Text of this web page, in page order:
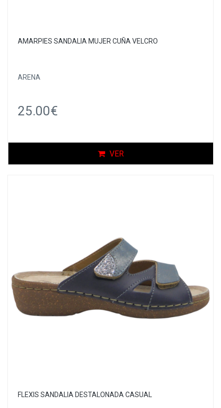
AMARPIES SANDALIA MUJER CUÑA VELCRO
ARENA
25.00€
VER
FLEXIS SANDALIA DESTALONADA CASUAL